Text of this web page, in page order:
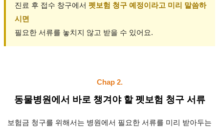
진료 후 접수 창구에서 펫보험 청구 예정이라고 미리 말씀하
시면
필요한 서류를 놓치지 않고 받을 수 있어요.
Chap 2.
동물병원에서 바로 챙겨야 할 펫보험 청구 서류
보험금 청구를 위해서는 병원에서 필요한 서류를 미리 받아두는